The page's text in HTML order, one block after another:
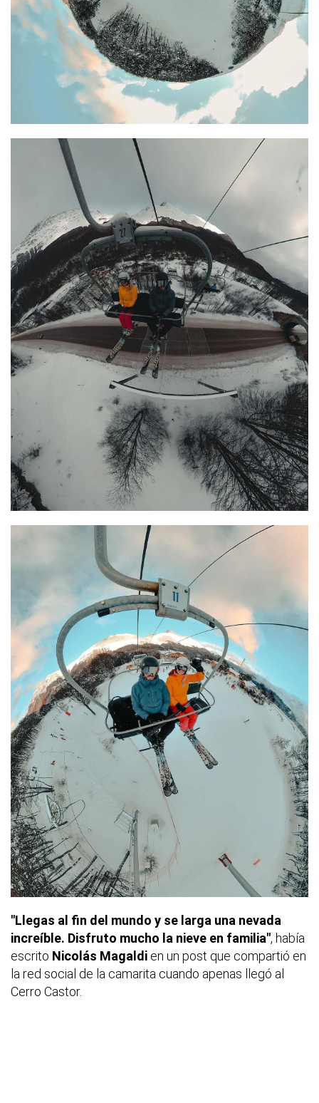
"Llegas al fin del mundo y se larga una nevada
increíble. Disfruto mucho la nieve en familia", había
escrito Nicolás Magaldi en un post que compartió en
la red social de la camarita cuando apenas llegó al
Cerro Castor.